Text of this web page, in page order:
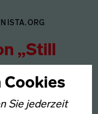
Cookies
Sie jederzeit
„Still
erforscht